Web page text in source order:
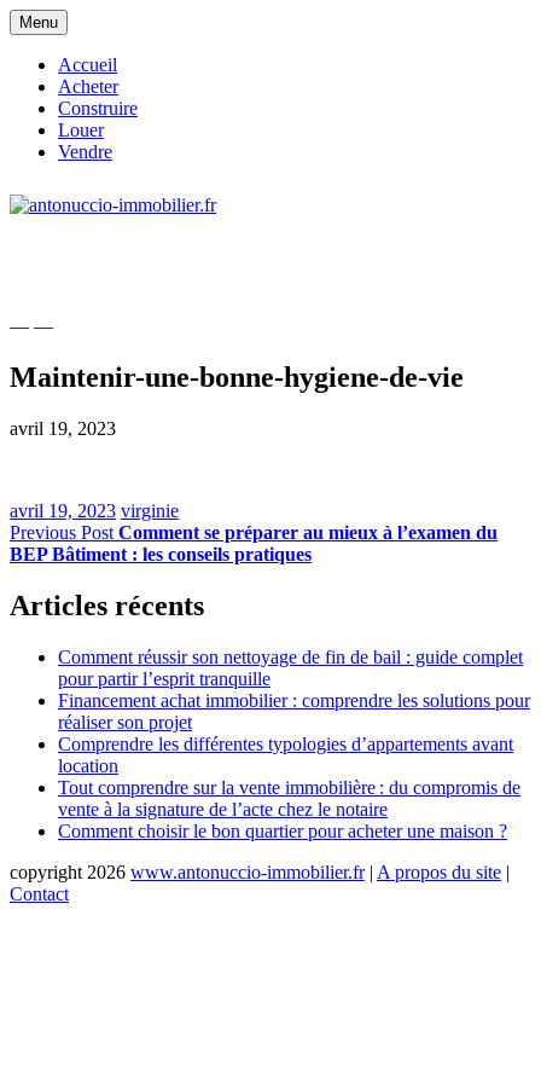
Skip
to
content
Menu
Accueil
Acheter
Construire
Louer
Vendre
— —
Maintenir-une-bonne-hygiene-de-vie
avril 19, 2023
avril 19, 2023 virginie
Navigation
de
l’article
Previous Post Comment se préparer au mieux à l’examen du
BEP Bâtiment : les conseils pratiques
Articles récents
Comment réussir son nettoyage de fin de bail : guide complet
pour partir l’esprit tranquille
Financement achat immobilier : comprendre les solutions pour
réaliser son projet
Comprendre les différentes typologies d’appartements avant
location
Tout comprendre sur la vente immobilière : du compromis de
vente à la signature de l’acte chez le notaire
Comment choisir le bon quartier pour acheter une maison ?
copyright 2026 www.antonuccio-immobilier.fr | A propos du site |
Contact